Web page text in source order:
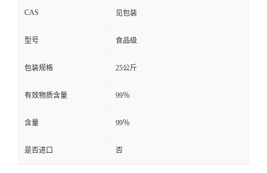
CAS 见包装
型号 食品级
包装规格 25公斤
有效物质含量 99％
含量 99％
是否进口 否